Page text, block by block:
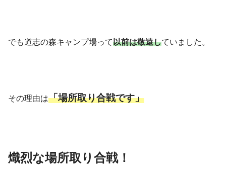
でも道志の森キャンプ場って以前は敬遠していました。
その理由は「場所取り合戦です」
熾烈な場所取り合戦！